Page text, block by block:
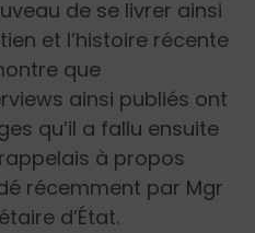
de se livrer ainsi
et l’histoire récente
que
ainsi publiés ont
qu’il a fallu ensuite
à propos
récemment par Mgr
d’État.